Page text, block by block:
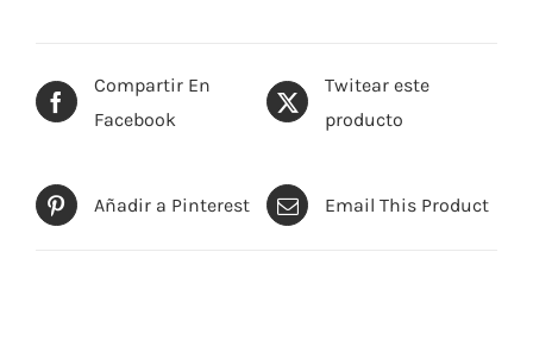
Compartir En
Facebook
Twitear este
producto
Añadir a Pinterest Email This Product